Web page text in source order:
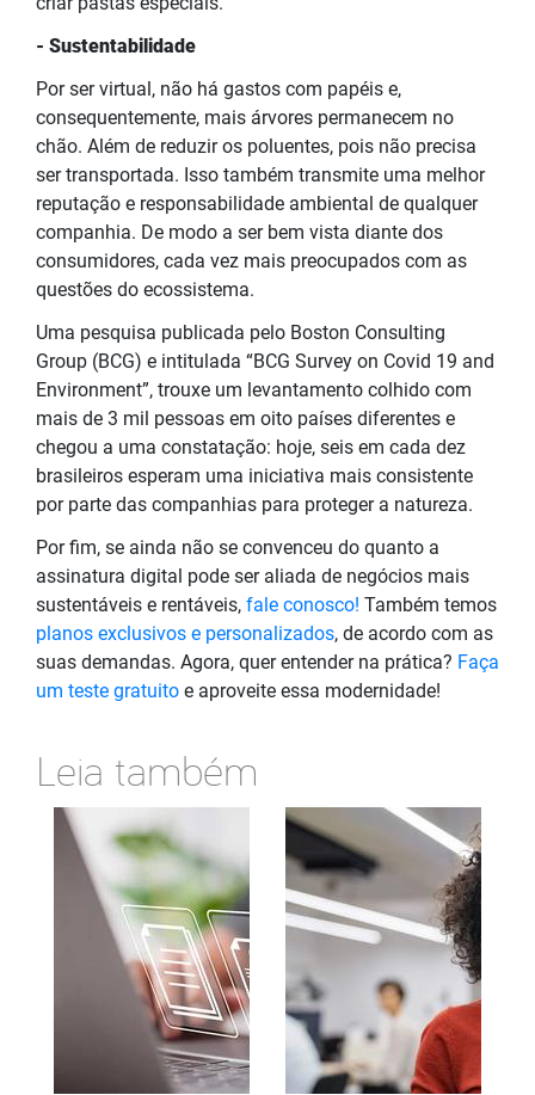
- Sustentabilidade
Por ser virtual, não há gastos com papéis e,
consequentemente, mais árvores permanecem no
chão. Além de reduzir os poluentes, pois não precisa
ser transportada. Isso também transmite uma melhor
reputação e responsabilidade ambiental de qualquer
companhia. De modo a ser bem vista diante dos
consumidores, cada vez mais preocupados com as
questões do ecossistema.
Uma pesquisa publicada pelo Boston Consulting
Group (BCG) e intitulada “BCG Survey on Covid 19 and
Environment”, trouxe um levantamento colhido com
mais de 3 mil pessoas em oito países diferentes e
chegou a uma constatação: hoje, seis em cada dez
brasileiros esperam uma iniciativa mais consistente
por parte das companhias para proteger a natureza.
Por fim, se ainda não se convenceu do quanto a
assinatura digital pode ser aliada de negócios mais
sustentáveis e rentáveis, fale conosco! Também temos
planos exclusivos e personalizados, de acordo com as
suas demandas. Agora, quer entender na prática? Faça
um teste gratuito e aproveite essa modernidade!
Leia também